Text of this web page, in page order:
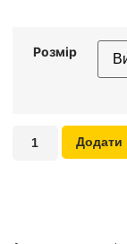
Розмір
Додати